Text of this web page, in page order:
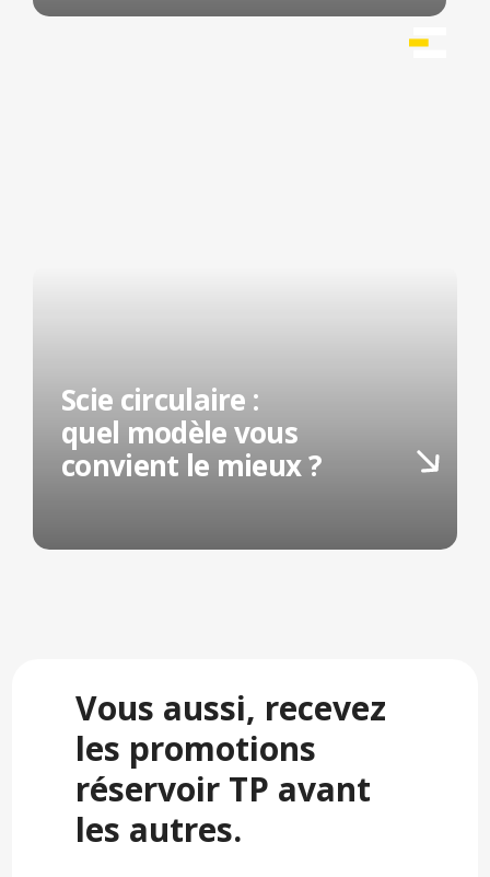
Scie circulaire :
quel modèle vous
convient le mieux ?
Vous aussi, recevez
les promotions
réservoir TP avant
les autres.